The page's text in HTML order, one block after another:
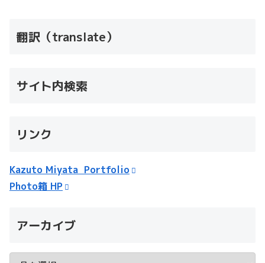
翻訳（translate）
サイト内検索
リンク
Kazuto Miyata Portfolio
Photo箱 HP
アーカイブ